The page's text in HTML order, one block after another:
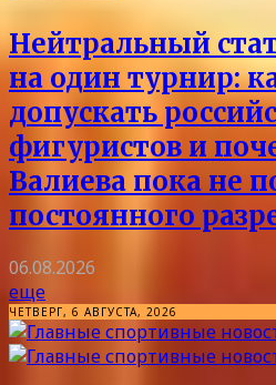
Нейтральный
на один турнир:
допускать
фигуристов и
Валиева пока не
постоянного
06.08.2026
еще
ЧЕТВЕРГ, 6 АВГУСТА, 2026